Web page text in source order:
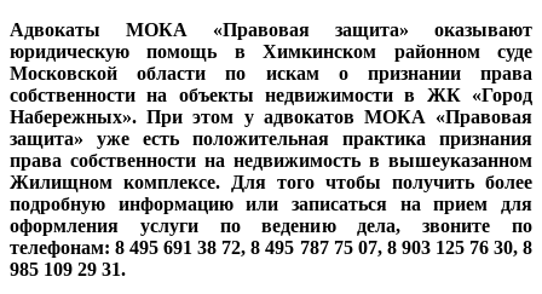
Адвокаты МОКА «Правовая защита» оказывают
юридическую помощь в Химкинском районном суде
Московской области по искам о признании права
собственности на объекты недвижимости в ЖК «Город
Набережных». При этом у адвокатов МОКА «Правовая
защита» уже есть положительная практика признания
права собственности на недвижимость в вышеуказанном
Жилищном комплексе. Для того чтобы получить более
подробную информацию или записаться на прием для
оформления услуги по ведению дела, звоните по
телефонам: 8 495 691 38 72, 8 495 787 75 07, 8 903 125 76 30, 8
985 109 29 31.